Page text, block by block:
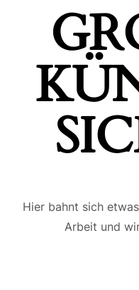
Hier bahnt sich
Arbeit und